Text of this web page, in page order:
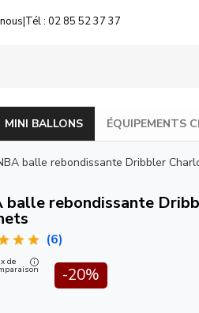
|Tél : 02 85 52 37 37
MINI BALLONS ÉQUIPEMENTS
balle rebondissante Dribbler
balle rebondissante
(6)
de
-20%